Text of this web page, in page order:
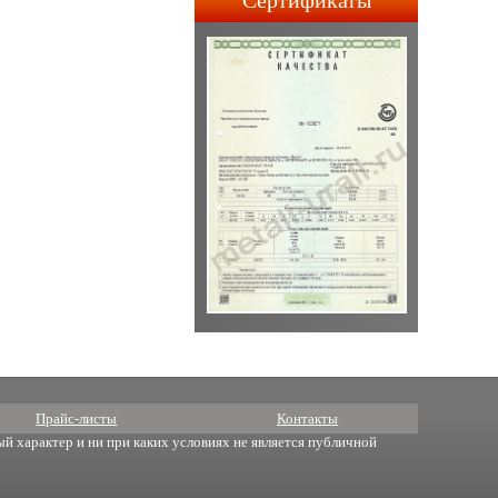
строительства АПЛ 4-го и
5-го поколений.
Прайс-листы Контакты
характер и ни при каких условиях не является публичной